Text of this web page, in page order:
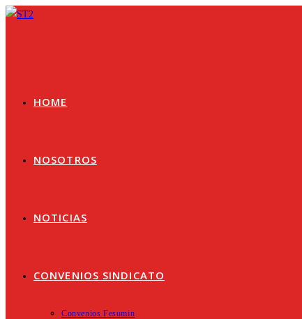
Ir
HOME
NOSOTROS
NOTICIAS
CONVENIOS SINDICATO
Convenios Fesumin